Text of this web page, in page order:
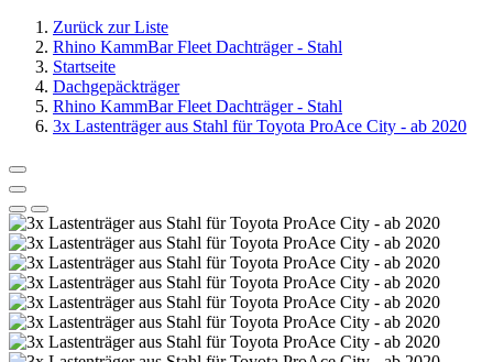
Zurück zur Liste
Rhino KammBar Fleet Dachträger - Stahl
Startseite
Dachgepäckträger
Rhino KammBar Fleet Dachträger - Stahl
3x Lastenträger aus Stahl für Toyota ProAce City - ab 2020